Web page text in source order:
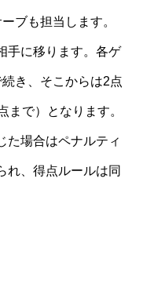
ブも担当します。
手に移ります。各ゲ
き、そこからは2点
まで）となります。
た場合はペナルティ
れ、得点ルールは同